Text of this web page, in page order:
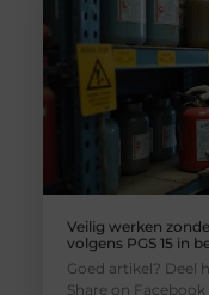
Veilig werken
volgens PGS 15 in
Goed artikel? Deel
Share on